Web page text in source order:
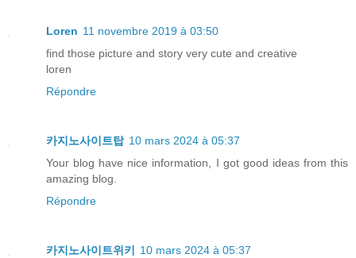
Loren 11 novembre 2019 à 03:50
find those picture and story very cute and creative
loren
Répondre
카지노사이트탑 10 mars 2024 à 05:37
Your blog have nice information, I got good ideas from this
amazing blog.
Répondre
카지노사이트위키
10 mars 2024 à 05:37